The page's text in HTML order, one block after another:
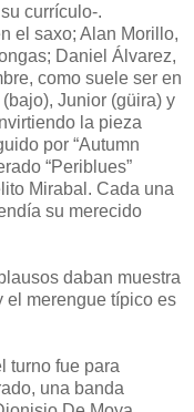
currículo-.
el saxo; Alan Morillo,
Daniel Álvarez,
como suele ser en
Junior (güira) y
la pieza
por “Autumn
“Periblues”
Mirabal. Cada una
su merecido
daban muestra
el merengue típico es
turno fue para
una banda